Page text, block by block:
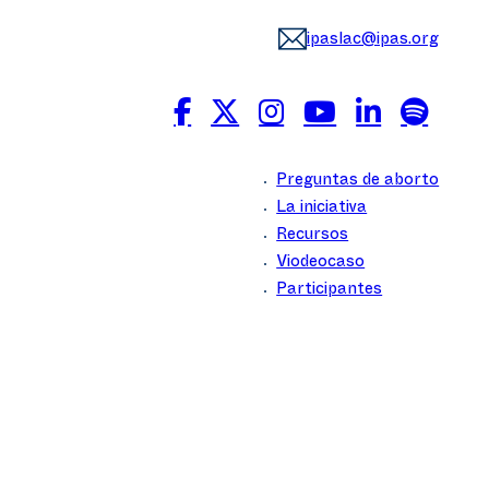
ipaslac@ipas.org
Preguntas de aborto
La iniciativa
Recursos
Viodeocaso
Participantes